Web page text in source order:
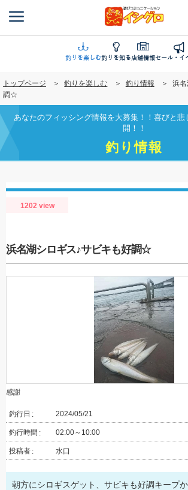
ン
ツ
移
動
釣りを楽しむ釣りを知る店舗情報セール・イ
トップページ 釣りを楽しむ 釣り情報
浜
調☆
あなたのフィッシング情報を大募集！！喜びと悲
開！！
釣り情報
1202 view
浜名湖シロギス♪サビキも好調☆
感謝
釣行日 2024/05/21
釣行時間 02:00～10:00
投稿者 水口
朝方にシロギスゲット、サビキも好調キープ